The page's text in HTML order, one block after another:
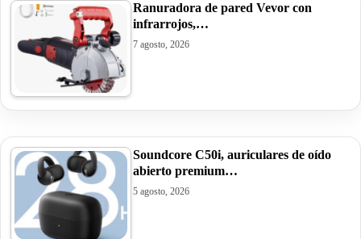
Ranuradora de pared Vevor con
infrarrojos,…
7 agosto, 2026
Soundcore C50i, auriculares de oído
abierto premium…
5 agosto, 2026